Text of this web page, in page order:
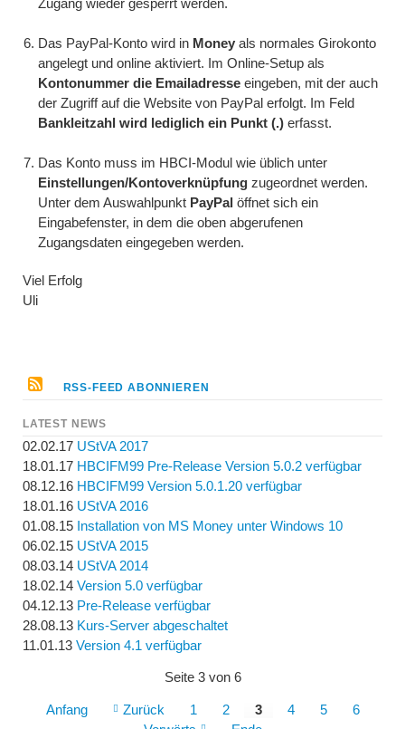
Zugang wieder gesperrt werden.
Das PayPal-Konto wird in Moneyals normales Girokonto
angelegt und online aktiviert. Im Online-Setup als
Kontonummer die Emailadresseeingeben, mit der auch
der Zugriff auf die Website von PayPal erfolgt. Im Feld
Bankleitzahl wird lediglich ein Punkt (.) erfasst.
Das Konto muss im HBCI-Modul wie üblich unter
Einstellungen/Kontoverknüpfungzugeordnet werden.
Unter dem Auswahlpunkt PayPal öffnet sich ein
Eingabefenster, in dem die oben abgerufenen
Zugangsdaten eingegeben werden.
Viel Erfolg
Uli
RSS-FEED ABONNIEREN
LATEST NEWS
02.02.17 UStVA 2017
18.01.17 HBCIFM99 Pre-Release Version 5.0.2 verfügbar
08.12.16 HBCIFM99 Version 5.0.1.20 verfügbar
18.01.16 UStVA 2016
01.08.15 Installation von MS Money unter Windows 10
06.02.15 UStVA 2015
08.03.14 UStVA 2014
18.02.14 Version 5.0 verfügbar
04.12.13 Pre-Release verfügbar
28.08.13 Kurs-Server abgeschaltet
11.01.13 Version 4.1 verfügbar
Seite 3 von 6
Anfang Zurück 1 2 3 4 5
6